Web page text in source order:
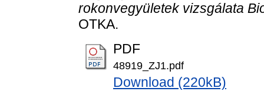
rokonvegyületek vizsgálata
OTKA.
PDF
48919_ZJ1.pdf
Download (220kB)